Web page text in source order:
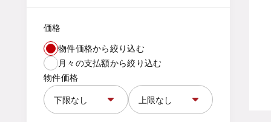
価格
物件価格から絞り込む
月々の支払額から絞り込む
物件価格